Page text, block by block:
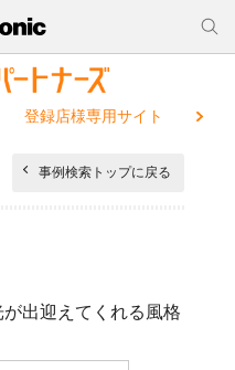
登録店様専用サイト
事例検索トップに戻る
出迎えてくれる風格